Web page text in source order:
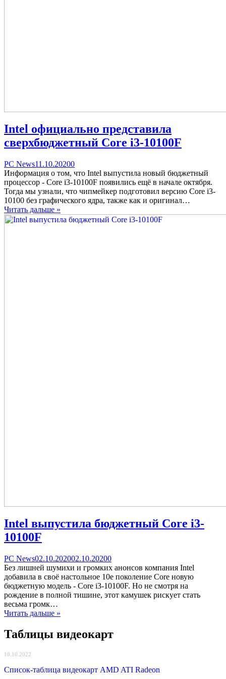
Intel официально представила
сверхбюджетный Core i3-10100F
Categories
PC NewsPosted
on
11.10.20200comments
on
Intel
официально
представила
Core
Информация о том, что Intel выпустила новый бюджетный
процессор - Core i3-10100F появились ещё в начале октября.
Тогда мы узнали, что чипмейкер подготовил версию Core i3-
10100 без графического ядра, также как и оригинал…
Читать дальше »
Intel выпустила бюджетный Core i3-
10100F
Categories
PC NewsPosted
on
02.10.202002.10.20200comments
on
Intel
выпустила
бюджетный
Без лишней шумихи и громких анонсов компания Intel
добавила в своё настольное 10е поколение Core новую
бюджетную модель - Core i3-10100F. Но не смотря на
рождение в полной тишине, этот камушек рискует стать
весьма громк…
Читать дальше »
Таблицы видеокарт
10.10.2022
Список-таблица видеокарт AMD ATI Radeon